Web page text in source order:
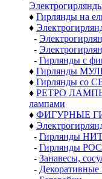
♦ Гирлянды на
♦
-
-
- Гирлянды с
♦ Гирлянды
♦ Гирлянды со
♦ РЕТРО ЛАМПЫ
лампами
♦ ФИГУРНЫЕ
♦
- Гирлянды
- Гирлянды
- Занавесы,
-